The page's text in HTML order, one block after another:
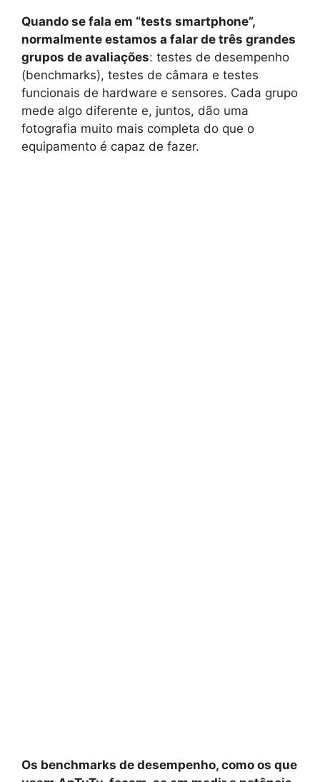
Quando se fala em “tests smartphone”,
normalmente estamos a falar de três grandes
grupos de avaliações: testes de desempenho
(benchmarks), testes de câmara e testes
funcionais de hardware e sensores. Cada grupo
mede algo diferente e, juntos, dão uma
fotografia muito mais completa do que o
equipamento é capaz de fazer.
Os benchmarks de desempenho, como os que